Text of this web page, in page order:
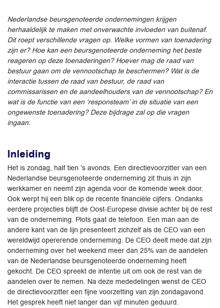
Nederlandse beursgenoteerde ondernemingen krijgen
herhaaldelijk te maken met onverwachte invloeden van buitenaf.
Dit roept verschillende vragen op. Welke vormen van toenadering
zijn er? Hoe kan een beursgenoteerde onderneming het beste
reageren op deze toenaderingen? Hoever mag de raad van
bestuur gaan om de vennootschap te beschermen? Wat is de
interactie tussen de raad van bestuur, de raad van
commissarissen en de aandeelhouders van de vennootschap? En
wat is de functie van een ‘responsteam’ in de situatie van een
ongewenste toenadering? Deze bijdrage zal op die vragen
ingaan.
Inleiding
Het is zondag, half tien ’s avonds. Een directievoorzitter van een
Nederlandse beursgenoteerde onderneming zit thuis in zijn
werkkamer en neemt zijn agenda voor de komende week door.
Ook werpt hij een blik op de recente financiële cijfers. Ondanks
eerdere projecties blijft de Oost-Europese divisie achter bij de rest
van de onderneming. Plots gaat de telefoon. Een man aan de
andere kant van de lijn presenteert zichzelf als de CEO van een
wereldwijd opererende onderneming. De CEO deelt mede dat zijn
onderneming over het weekend meer dan 25% van de aandelen
van de Nederlandse beursgenoteerde onderneming heeft
gekocht. De CEO spreekt de intentie uit om ook de rest van de
aandelen over te nemen. Na deze mededelingen wenst de CEO
de directievoorzitter een fijne voorzetting van zijn zondagavond.
Het gesprek heeft niet langer dan vijf minuten geduurd.